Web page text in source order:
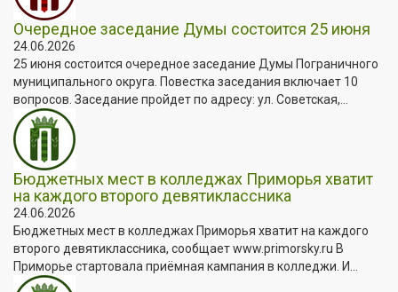
Очередное заседание Думы состоится 25 июня
24.06.2026
25 июня состоится очередное заседание Думы Пограничного
муниципального округа. Повестка заседания включает 10
вопросов. Заседание пройдет по адресу: ул. Советская,...
Бюджетных мест в колледжах Приморья хватит
на каждого второго девятиклассника
24.06.2026
Бюджетных мест в колледжах Приморья хватит на каждого
второго девятиклассника, сообщает www.primorsky.ru В
Приморье стартовала приёмная кампания в колледжи. И...